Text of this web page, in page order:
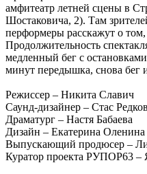
амфитеатр летней сцены в
Шостаковича, 2). Там
перформеры расскажут о том,
Продолжительность
медленный бег с
минут передышка, снова бег
Режиссер – Никита Славич
Саунд-дизайнер – Стас Редков
Драматург – Настя Бабаева
Дизайн – Екатерина
Выпускающий продюсер –
Куратор проекта РУПОР63 –